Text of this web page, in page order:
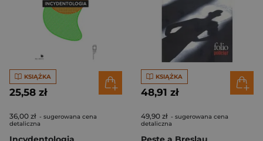
KSIĄŻKA
25,58 zł
36,00 zł - sugerowana cena
detaliczna
KSIĄŻKA
48,91 zł
49,90 zł - sugerowana cena
detaliczna